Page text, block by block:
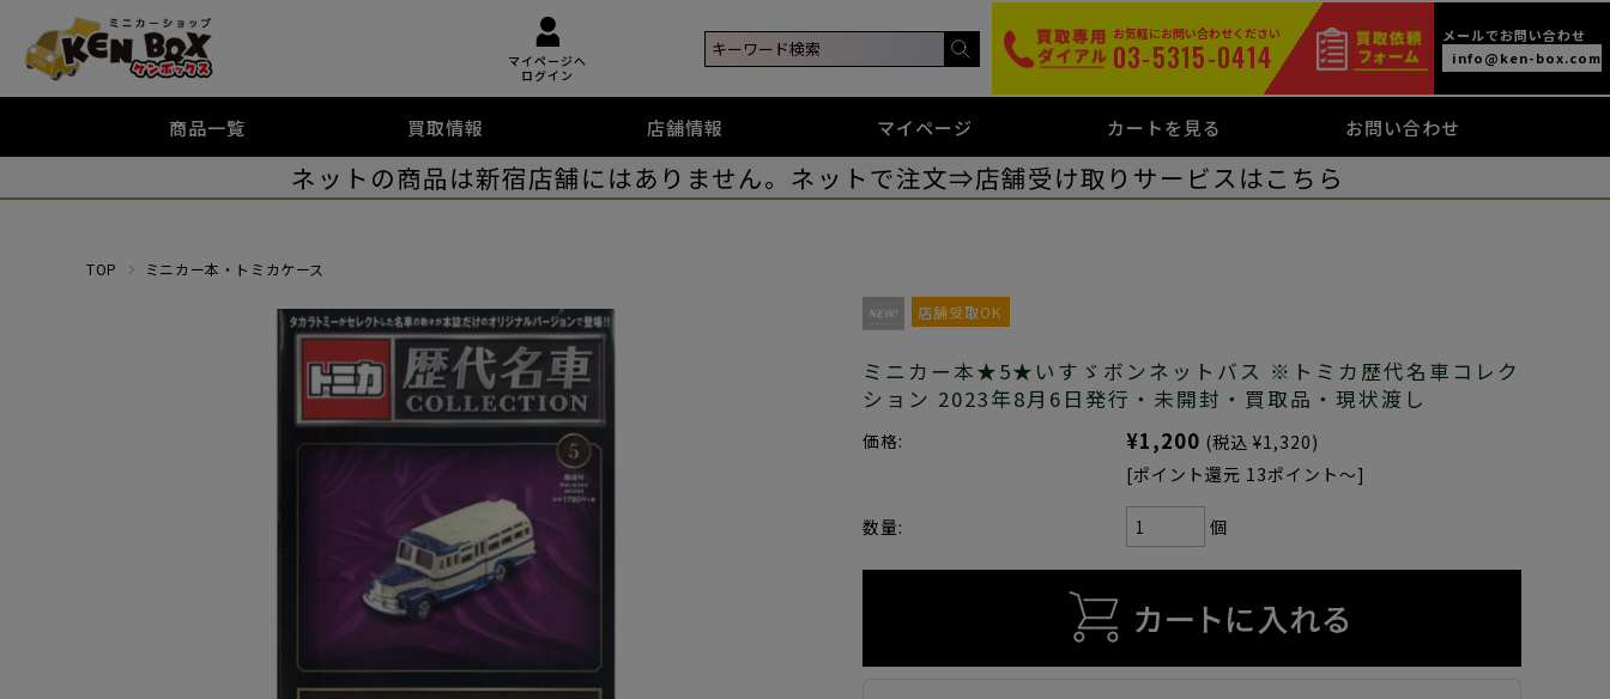
マイページへ
ログイン
お気軽にお問い合わせください
03-5315-0414
メールでお問い合わせ
info@ken-box.com
商品一覧 買取情報 店舗情報 マイページ カートを見る お問い合わせ
ネットの商品は新宿店舗にはありません。ネットで注文⇒店舗受け取りサービスはこちら
TOP ミニカー本・トミカケース
店舗受取OK
ミニカー本★5★いすゞボンネットバス ※トミカ歴代名車コレク
ション 2023年8月6日発行・未開封・買取品・現状渡し
価格: ¥1,200 (税込 ¥1,320)
[ポイント還元 13ポイント～]
数量: 個